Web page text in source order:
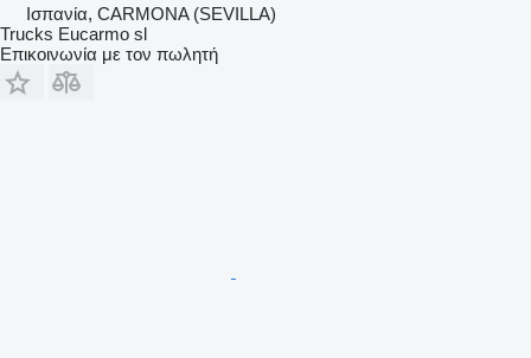
Ισπανία, CARMONA (SEVILLA)
Trucks Eucarmo sl
Επικοινωνία με τον πωλητή